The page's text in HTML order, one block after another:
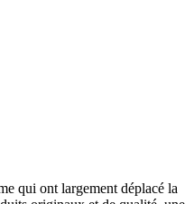
qui ont largement déplacé la